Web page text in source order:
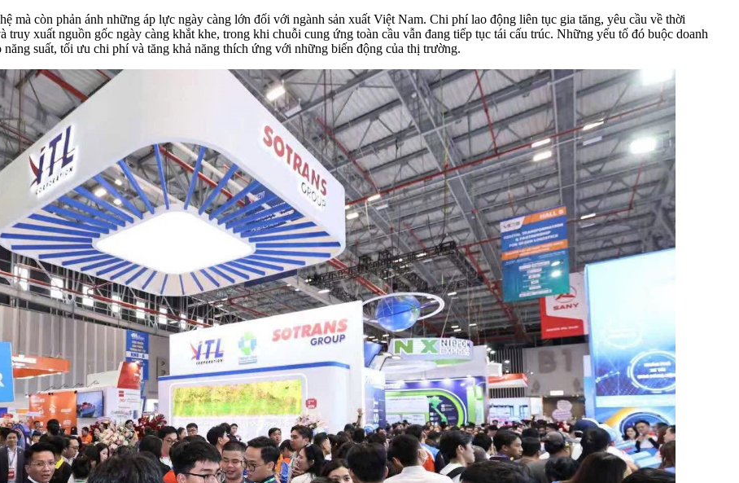
mà còn phản ánh những áp lực ngày càng lớn đối với ngành sản xuất Việt Nam. Chi phí lao động liên tục gia tăng, yêu cầu về thời
truy xuất nguồn gốc ngày càng khắt khe, trong khi chuỗi cung ứng toàn cầu vẫn đang tiếp tục tái cấu trúc. Những yếu tố đó buộc doanh
suất, tối ưu chi phí và tăng khả năng thích ứng với những biến động của thị trường.